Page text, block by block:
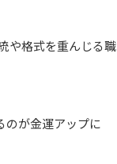
や格式を重んじる職
のが金運アップに